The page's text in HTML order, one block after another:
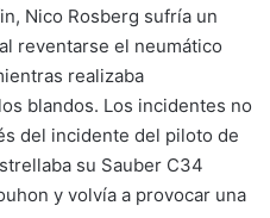
Nico Rosberg sufría un
reventarse el neumático
realizaba
blandos. Los incidentes no
del incidente del piloto de
su Sauber C34
y volvía a provocar una